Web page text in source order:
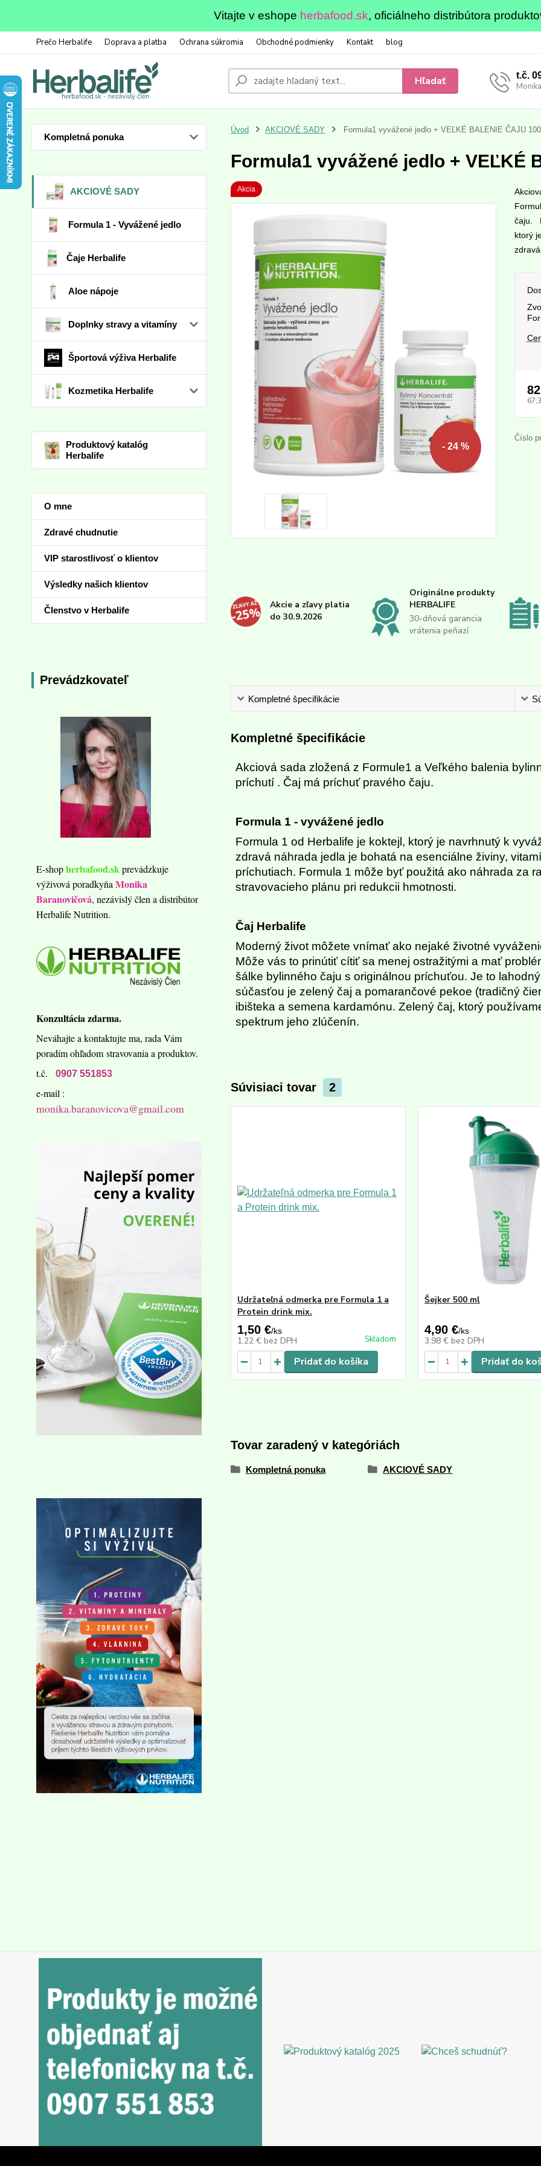
Vitajte v eshope herbafood.sk, oficiálneho distribútora
Prečo Herbalife Doprava a platba Ochrana súkromia Obchodné podmienky Kontakt blog
Hľadať t.č.
Kompletná ponuka
AKCIOVÉ SADY
Formula 1 - Vyvážené jedlo
Čaje Herbalife
Aloe nápoje
Doplnky stravy a vitamíny
Športová výživa Herbalife
Kozmetika Herbalife
Produktový katalóg
Herbalife
O mne
Zdravé chudnutie
VIP starostlivosť o klientov
Výsledky našich klientov
Členstvo v Herbalife
Prevádzkovateľ
E-shopherbafood.skprevádzkuje
výživová poradkyňaMonika
Baranovičová, nezávislý člen a distribútor
Herbalife Nutrition.
Konzultácia zdarma.
Neváhajte a kontaktujte ma, rada Vám
poradím ohľadomstravovania a produktov.
t.č.
0907 551853
e-mail :
monika.baranovicova@gmail.com
Úvod AKCIOVÉ SADY Formula1 vyvážené jedlo + VEĽKÉ BALENIE ČAJU
Formula1 vyvážené jedlo + VEĽKÉ
Akcia
- 24 %
čaju.
ktorý
Číslo
Akcie a zľavy platia
do 30.9.2026
Originálne produkty
HERBALIFE
30-dňová garancia
vrátenia peňazí
Kompletné špecifikácie
Kompletné špecifikácie
Akciová sada zložená z Formule1 a Veľkého balenia
príchutí . Čaj má príchuť pravého čaju.
Formula 1 - vyvážené jedlo
Formula 1 od Herbalife je koktejl, ktorý je navrhnutý k
zdravá náhrada jedla je bohatá na esenciálne živiny,
príchutiach. Formula 1 môže byť použitá ako náhrada za
stravovacieho plánu pri redukcii hmotnosti.
Čaj Herbalife
Moderný život môžete vnímať ako nejaké životné
Môže vás to prinútiť cítiť sa menej ostražitými a mať
šálke bylinného čaju s originálnou príchuťou. Je to
súčasťou je zelený čaj a pomarančové pekoe (tradičný
ibišteka a semena kardamónu. Zelený čaj, ktorý
spektrum jeho zlúčenín.
Súvisiaci tovar 2
Udržateľná odmerka pre Formula 1 a
Protein drink mix.
1,50 €/ks
1,22 € bez DPH Skladom
Pridať do košíka
Šejker 500 ml
4,90 €/ks
3,98 € bez DPH
Pridať do
Tovar zaradený v kategóriách
Kompletná ponuka AKCIOVÉ SADY